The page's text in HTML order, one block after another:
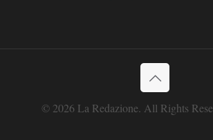
© 2026 La Redazione. All Rights